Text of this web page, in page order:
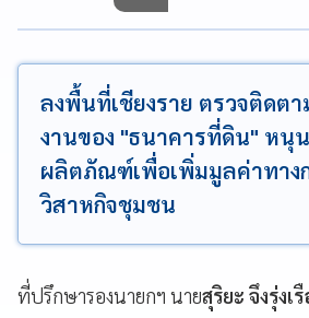
ลงพื้นที่เชียงราย ตรวจติดต
งานของ "ธนาคารที่ดิน" หนุ
ผลิตภัณฑ์เพื่อเพิ่มมูลค่าทาง
วิสาหกิจชุมชน
ที่ปรึกษารองนายกฯ นายสุริยะ จึงรุ่งเ